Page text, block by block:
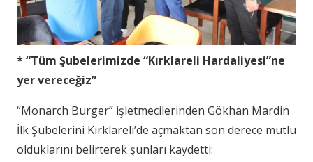
* “Tüm Şubelerimizde “Kırklareli Hardaliyesi”ne
yer vereceğiz”
“Monarch Burger” işletmecilerinden Gökhan Mardin
İlk Şubelerini Kırklareli’de açmaktan son derece mutlu
olduklarını belirterek şunları kaydetti: